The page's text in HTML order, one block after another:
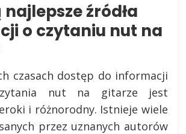
źródła
o czytaniu nut na
czasach dostęp do informacji
nut na gitarze jest
i różnorodny. Istnieje wiele
przez uznanych autorów